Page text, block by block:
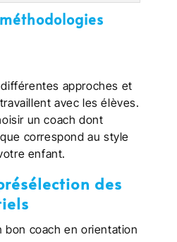
approches et
avec les élèves.
un coach dont
correspond au style
enfant.
des
bon coach en orientation